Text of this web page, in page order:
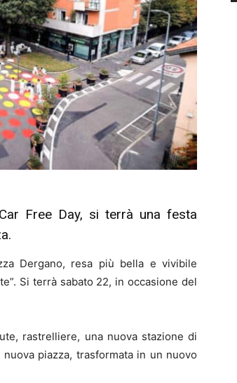
Free Day, si terrà una festa
Dergano, resa più bella e vivibile
Si terrà sabato 22, in occasione del
rastrelliere, una nuova stazione di
piazza, trasformata in un nuovo